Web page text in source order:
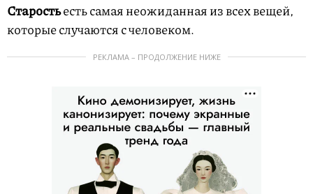
Старостьесть самая неожиданная из всех вещей,
которые случаются с человеком.
РЕКЛАМА – ПРОДОЛЖЕНИЕ НИЖЕ